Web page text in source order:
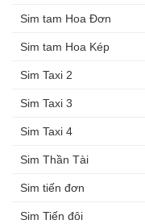
Sim tam Hoa Đơn
Sim tam Hoa Kép
Sim Taxi 2
Sim Taxi 3
Sim Taxi 4
Sim Thần Tài
Sim tiến đơn
Sim Tiến đôi